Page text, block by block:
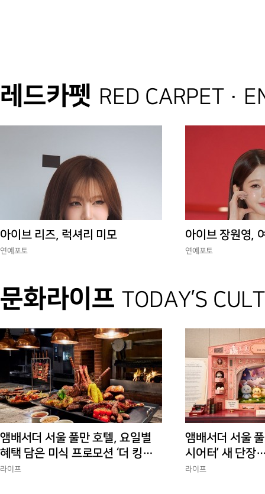
레드카펫 RED CARPET ·
아이브 리즈, 럭셔리 미모
연예포토
아이브 장원영,
연예포토
문화라이프 TODAY’S
앰배서더 서울 풀만 호텔, 요일별
혜택 담은 미식 프로모션 ‘더 킹스 :
다이닝 프리빌리지즈’ 선봬
라이프
앰배서더 서울
시어터’ 새 단장
험 선사
라이프